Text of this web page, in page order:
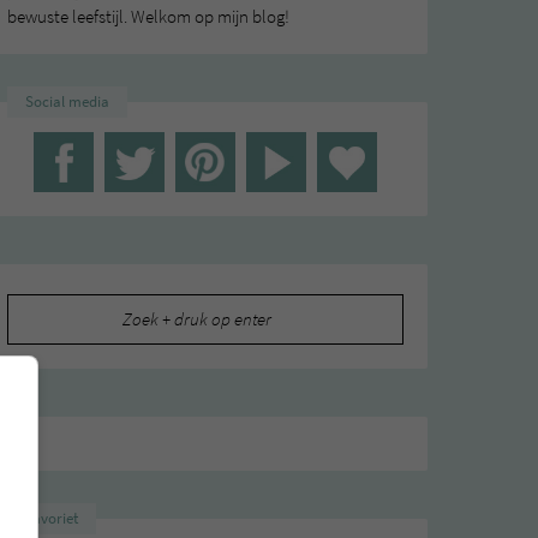
bewuste leefstijl. Welkom op mijn blog!
Social media
Favoriet